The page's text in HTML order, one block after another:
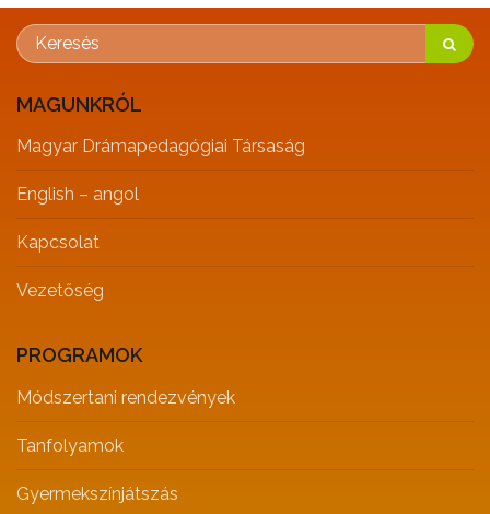
MAGUNKRÓL
Magyar Drámapedagógiai Társaság
English – angol
Kapcsolat
Vezetőség
PROGRAMOK
Módszertani rendezvények
Tanfolyamok
Gyermekszínjátszás